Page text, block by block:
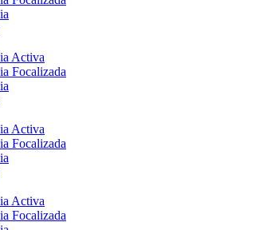
Activa
Focalizada
Activa
Focalizada
Activa
Focalizada